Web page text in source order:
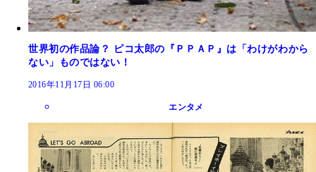
世界初の作品論？ ピコ太郎の『ＰＰＡＰ』は「わけがわから
ない」ものではない！
2016年11月17日 06:00
エンタメ